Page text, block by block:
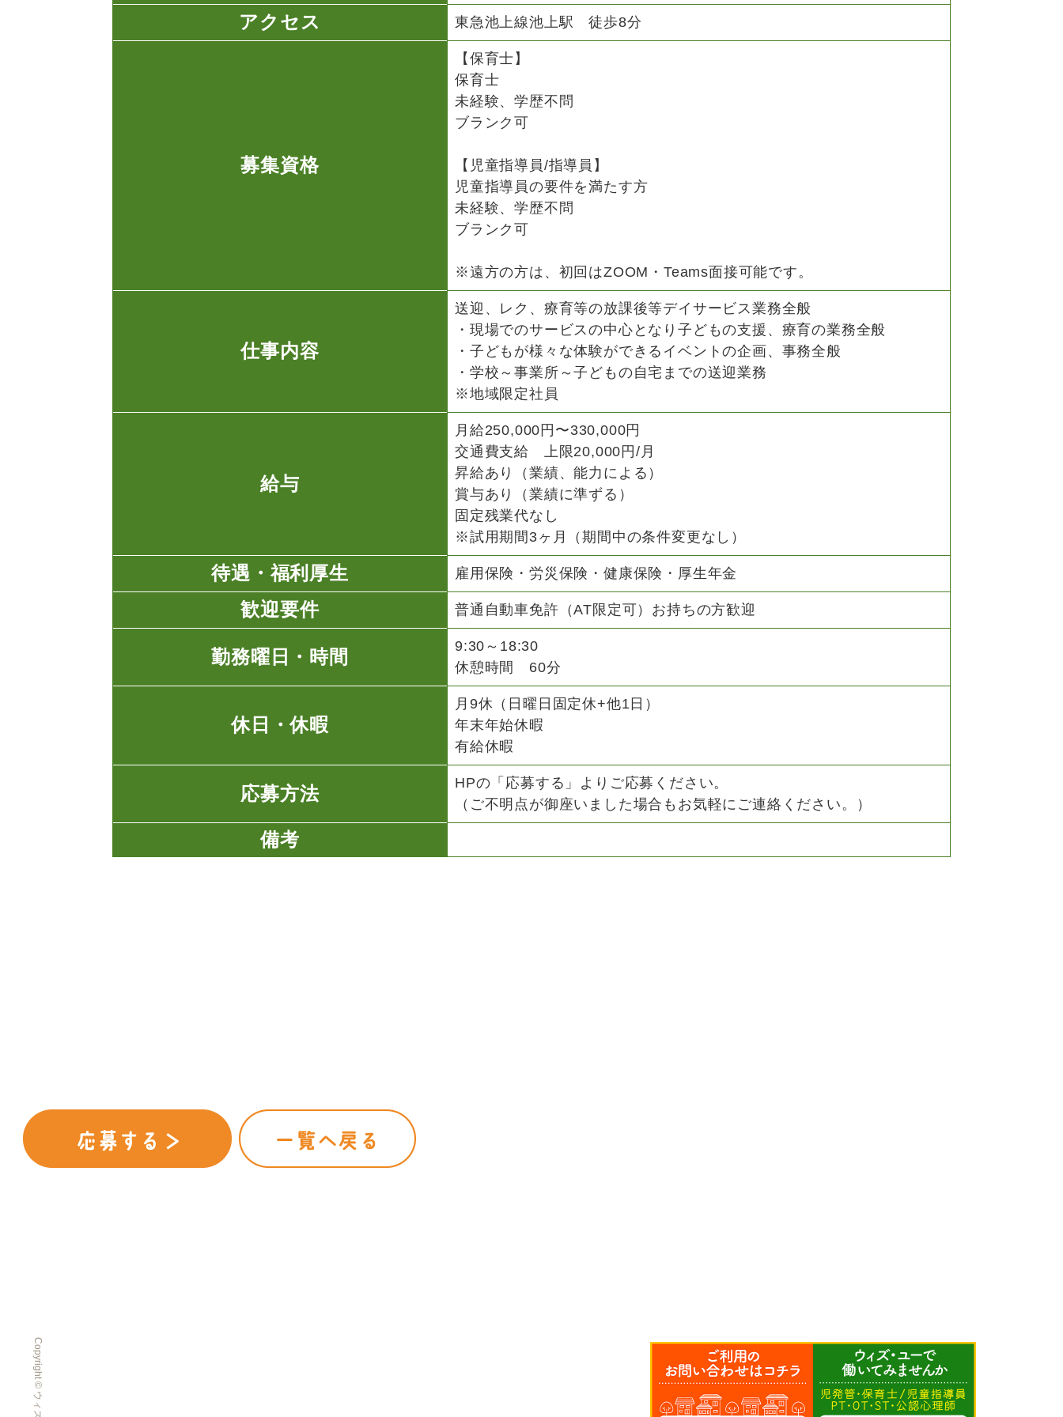
アクセス 東急池上線池上駅 徒歩8分
募集資格
【保育士】
保育士
未経験、学歴不問
ブランク可
【児童指導員/指導員】
児童指導員の要件を満たす方
未経験、学歴不問
ブランク可
※遠方の方は、初回はZOOM・Teams面接可能です。
仕事内容
送迎、レク、療育等の放課後等デイサービス業務全般
・現場でのサービスの中心となり子どもの支援、療育の業務全般
・子どもが様々な体験ができるイベントの企画、事務全般
・学校～事業所～子どもの自宅までの送迎業務
※地域限定社員
給与
月給250,000円〜330,000円
交通費支給 上限20,000円/月
昇給あり（業績、能力による）
賞与あり（業績に準ずる）
固定残業代なし
※試用期間3ヶ月（期間中の条件変更なし）
待遇・福利厚生 雇用保険・労災保険・健康保険・厚生年金
歓迎要件 普通自動車免許（AT限定可）お持ちの方歓迎
勤務曜日・時間
9:30～18:30
休憩時間 60分
休日・休暇
月9休（日曜日固定休+他1日）
年末年始休暇
有給休暇
応募方法
HPの「応募する」よりご応募ください。
（ご不明点が御座いました場合もお気軽にご連絡ください。）
備考